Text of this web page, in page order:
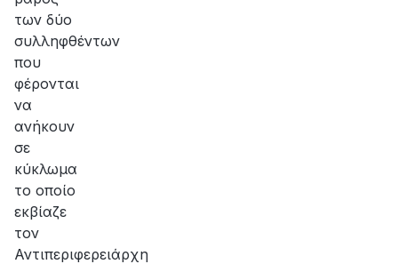
των δύο
συλληφθέντων
που
φέρονται
να
ανήκουν
σε
κύκλωμα
το οποίο
εκβίαζε
τον
Αντιπεριφερειάρχη